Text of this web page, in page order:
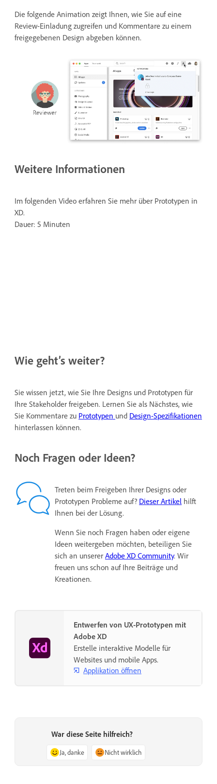
Die folgende Animation zeigt Ihnen, wie Sie auf eine
Review-Einladung zugreifen und Kommentare zu einem
freigegebenen Design abgeben können.
Weitere Informationen
Im folgenden Video erfahren Sie mehr über Prototypen in
XD.
Dauer: 5 Minuten
Wie geht’s weiter?
Sie wissen jetzt, wie Sie Ihre Designs und Prototypen für
Ihre Stakeholder freigeben. Lernen Sie als Nächstes, wie
Sie Kommentare zu Prototypen und Design-Spezifikationen
hinterlassen können.
Noch Fragen oder Ideen?
Treten beim Freigeben Ihrer Designs oder
Prototypen Probleme auf? Dieser Artikel hilft
Ihnen bei der Lösung.
Wenn Sie noch Fragen haben oder eigene
Ideen weitergeben möchten, beteiligen Sie
sich an unserer Adobe XD Community. Wir
freuen uns schon auf Ihre Beiträge und
Kreationen.
Entwerfen von UX-Prototypen mit
Adobe XD
Erstelle interaktive Modelle für
Websites und mobile Apps.
Applikation öffnen
War diese Seite hilfreich?
Ja, danke Nicht wirklich